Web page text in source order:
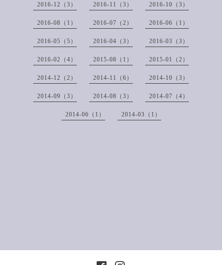
2016-12（3） 2016-11（3） 2016-10（3）
2016-08（1） 2016-07（2） 2016-06（1）
2016-05（5） 2016-04（3） 2016-03（3）
2016-02（4） 2015-08（1） 2015-01（2）
2014-12（2） 2014-11（6） 2014-10（3）
2014-09（3） 2014-08（3） 2014-07（4）
2014-06（1） 2014-03（1）